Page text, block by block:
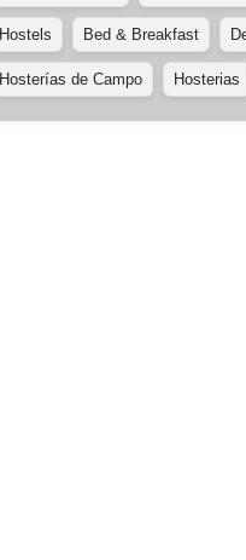
Hostels Bed & Breakfast
Hosterías de Campo Hosterias